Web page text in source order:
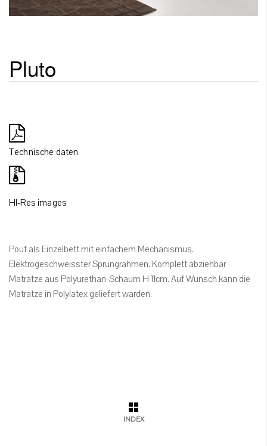
Pluto
Technische daten
HI-Res images
Pouf als Einzelbett mit einfachem Mechanismus.
Elektrogeschweisster Sprungrahmen. Komplett abziehbar
Matratze aus Polyurethan-Schaum H 11cm. Auf Wunsch kann die
Matratze in Polylatex geliefert warden.
INDEX